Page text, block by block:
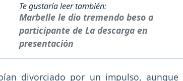
Te gustaría leer también:
Marbelle le dio tremendo beso a
participante de La descarga en
presentación
divorciado por un impulso, aunque